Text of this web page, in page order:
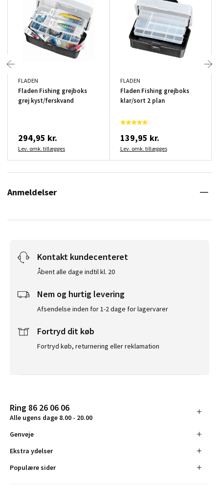
FLADEN
Fladen Fishing grejboks
grej kyst/ferskvand
294,95 kr.
Lev. omk. tillægges
FLADEN
Fladen Fishing grejboks
klar/sort 2 plan
139,95 kr.
Lev. omk. tillægges
Anmeldelser
Kontakt kundecenteret
Åbent alle dage indtil kl. 20
Nem og hurtig levering
Afsendelse inden for 1-2 dage for lagervarer
Fortryd dit køb
Fortryd køb, returnering eller reklamation
Ring 86 26 06 06
Alle ugens dage 8.00 - 20.00
Genveje
Ekstra ydelser
Populære sider